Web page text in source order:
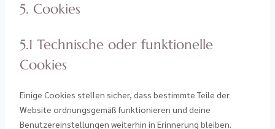
5. Cookies
5.1 Technische oder funktionelle
Cookies
Einige Cookies stellen sicher, dass bestimmte Teile der
Website ordnungsgemäß funktionieren und deine
Benutzereinstellungen weiterhin in Erinnerung bleiben.